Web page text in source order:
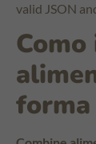
valid JSON
forma